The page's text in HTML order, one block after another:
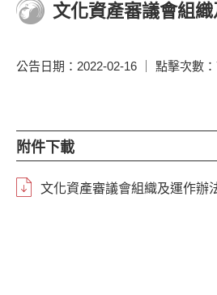
文化資產審議會組
公告日期：2022-02-16 ｜ 點擊次數
附件下載
文化資產審議會組織及運作辦